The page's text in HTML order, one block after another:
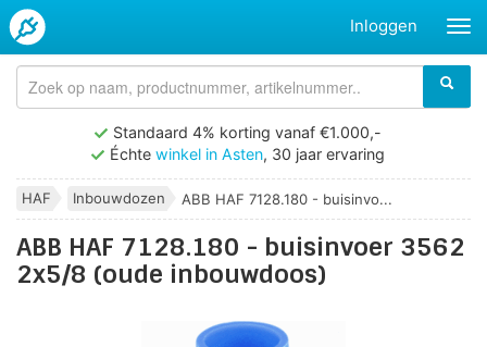
Inloggen
Standaard 4% korting vanaf €1.000,-
Échte winkel in Asten, 30 jaar ervaring
HAF Inbouwdozen ABB HAF 7128.180 - buisinvo...
ABB HAF 7128.180 - buisinvoer 3562
2x5/8 (oude inbouwdoos)